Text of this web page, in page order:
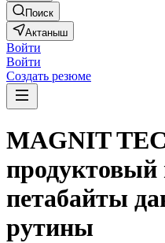
Поиск
Актаныш
Войти
Войти
Создать резюме
MAGNIT
продуктовый
петабайты
рутины